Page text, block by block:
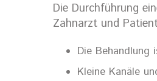
Die Durchführung
Zahnarzt und
Die Behandlung
Kleine Kanäle